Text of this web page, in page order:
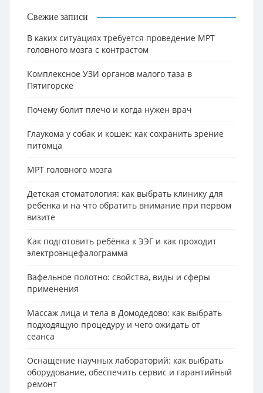
Свежие записи
В каких ситуациях требуется проведение МРТ
головного мозга с контрастом
Комплексное УЗИ органов малого таза в
Пятигорске
Почему болит плечо и когда нужен врач
Глаукома у собак и кошек: как сохранить зрение
питомца
МРТ головного мозга
Детская стоматология: как выбрать клинику для
ребенка и на что обратить внимание при первом
визите
Как подготовить ребёнка к ЭЭГ и как проходит
электроэнцефалограмма
Вафельное полотно: свойства, виды и сферы
применения
Массаж лица и тела в Домодедово: как выбрать
подходящую процедуру и чего ожидать от
сеанса
Оснащение научных лабораторий: как выбрать
оборудование, обеспечить сервис и гарантийный
ремонт